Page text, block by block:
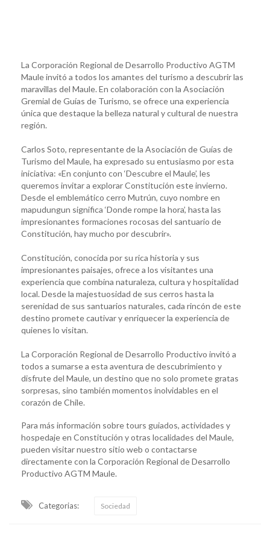
La Corporación Regional de Desarrollo Productivo AGTM
Maule invitó a todos los amantes del turismo a descubrir las
maravillas del Maule. En colaboración con la Asociación
Gremial de Guías de Turismo, se ofrece una experiencia
única que destaque la belleza natural y cultural de nuestra
región.
Carlos Soto, representante de la Asociación de Guías de
Turismo del Maule, ha expresado su entusiasmo por esta
iniciativa: «En conjunto con ‘Descubre el Maule’, les
queremos invitar a explorar Constitución este invierno.
Desde el emblemático cerro Mutrún, cuyo nombre en
mapudungun significa ‘Donde rompe la hora’, hasta las
impresionantes formaciones rocosas del santuario de
Constitución, hay mucho por descubrir».
Constitución, conocida por su rica historia y sus
impresionantes paisajes, ofrece a los visitantes una
experiencia que combina naturaleza, cultura y hospitalidad
local. Desde la majestuosidad de sus cerros hasta la
serenidad de sus santuarios naturales, cada rincón de este
destino promete cautivar y enriquecer la experiencia de
quienes lo visitan.
La Corporación Regional de Desarrollo Productivo invitó a
todos a sumarse a esta aventura de descubrimiento y
disfrute del Maule, un destino que no solo promete gratas
sorpresas, sino también momentos inolvidables en el
corazón de Chile.
Para más información sobre tours guiados, actividades y
hospedaje en Constitución y otras localidades del Maule,
pueden visitar nuestro sitio web o contactarse
directamente con la Corporación Regional de Desarrollo
Productivo AGTM Maule.
Categorias: Sociedad